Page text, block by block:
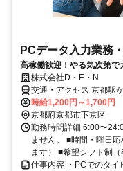
PCデータ入力業務
高稼働歓迎！やる気次第で
株式会社D・E・N
交通・アクセス 京都駅
時給1,200円～1,700円
京都府京都市下京区
勤務時間詳細 6:00〜
ません。 ■時間・曜日
ます） ■希望シフト制
仕事内容 ・PCでのタイ